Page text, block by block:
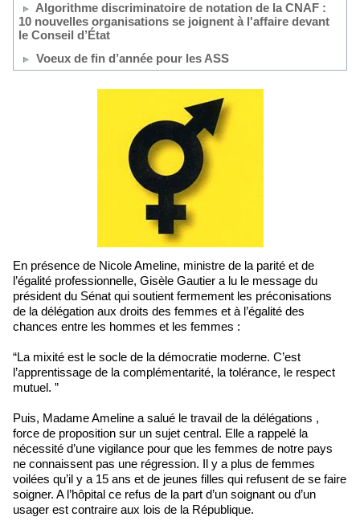
Algorithme discriminatoire de notation de la CNAF :
10 nouvelles organisations se joignent à l'affaire devant
le Conseil d’État
Voeux de fin d’année pour les ASS
En présence de Nicole Ameline, ministre de la parité et de
l’égalité professionnelle, Gisèle Gautier a lu le message du
président du Sénat qui soutient fermement les préconisations
de la délégation aux droits des femmes et à l’égalité des
chances entre les hommes et les femmes :
“La mixité est le socle de la démocratie moderne. C’est
l’apprentissage de la complémentarité, la tolérance, le respect
mutuel. ”
Puis, Madame Ameline a salué le travail de la délégations ,
force de proposition sur un sujet central. Elle a rappelé la
nécessité d’une vigilance pour que les femmes de notre pays
ne connaissent pas une régression. Il y a plus de femmes
voilées qu’il y a 15 ans et de jeunes filles qui refusent de se faire
soigner. A l’hôpital ce refus de la part d’un soignant ou d’un
usager est contraire aux lois de la République.